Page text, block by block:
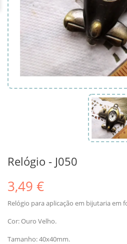
Relógio - J050
3,49 €
Relógio para aplicação em bijutaria em
Cor: Ouro Velho.
Tamanho: 40x40mm.